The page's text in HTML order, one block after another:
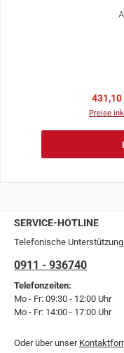
431,10
Preise
SERVICE-HOTLINE
Telefonische
0911 - 936740
Telefonzeiten:
Mo - Fr: 09:30 - 12:00 Uhr
Mo - Fr: 14:00 - 17:00 Uhr
Oder über unser